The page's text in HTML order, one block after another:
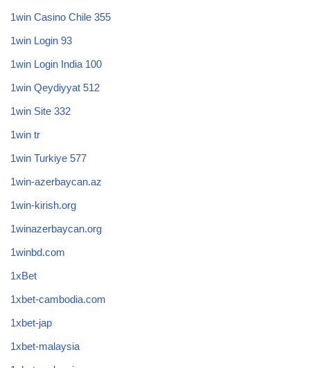
1win Casino Chile 355
1win Login 93
1win Login India 100
1win Qeydiyyat 512
1win Site 332
1win tr
1win Turkiye 577
1win-azerbaycan.az
1win-kirish.org
1winazerbaycan.org
1winbd.com
1xBet
1xbet-cambodia.com
1xbet-jap
1xbet-malaysia